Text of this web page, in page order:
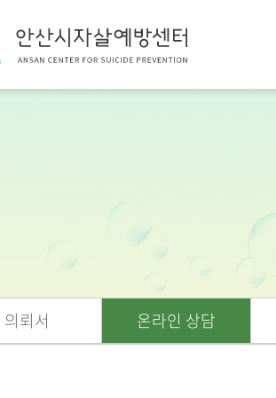
의뢰서 온라인 상담